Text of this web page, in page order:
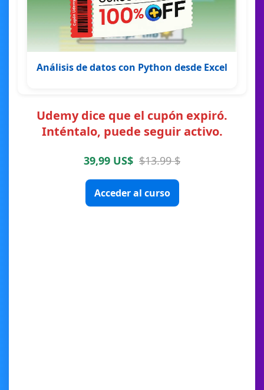
Análisis de datos con Python desde Excel
Udemy dice que el cupón expiró.
Inténtalo, puede seguir activo.
39,99 US$ $13.99 $
Acceder al curso